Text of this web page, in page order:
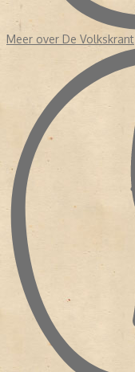
Meer over De Volkskrant